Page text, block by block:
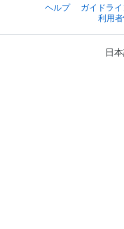
ヘルプ
ガイドライ
利用
日